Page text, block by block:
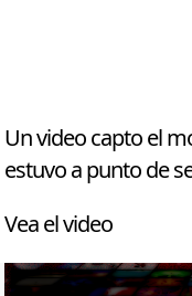
Un video capto el
estuvo a punto de
Vea el video